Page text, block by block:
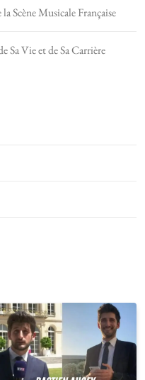
Scène Musicale Française
Sa Vie et de Sa Carrière